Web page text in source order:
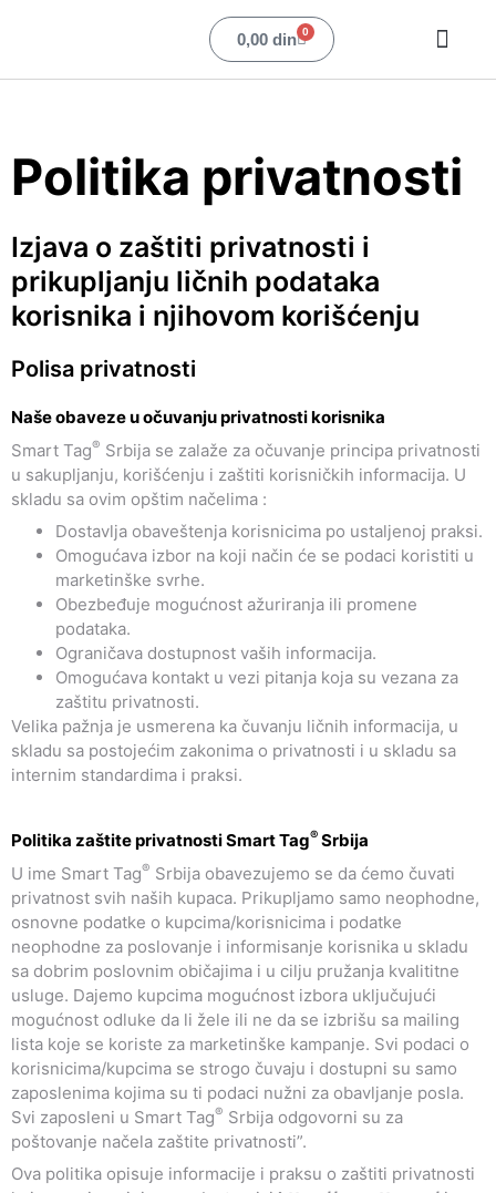
0,00din 0
Politika privatnosti
Izjava o zaštiti privatnosti i
prikupljanju ličnih podataka
korisnika i njihovom korišćenju
Polisa privatnosti
Naše obaveze u očuvanju privatnosti korisnika
Smart Tag® Srbija se zalaže za očuvanje principa privatnosti
u sakupljanju, korišćenju i zaštiti korisničkih informacija. U
skladu sa ovim opštim načelima :
Dostavlja obaveštenja korisnicima po ustaljenoj praksi.
Omogućava izbor na koji način će se podaci koristiti u
marketinške svrhe.
Obezbeđuje mogućnost ažuriranja ili promene
podataka.
Ograničava dostupnost vaših informacija.
Omogućava kontakt u vezi pitanja koja su vezana za
zaštitu privatnosti.
Velika pažnja je usmerena ka čuvanju ličnih informacija, u
skladu sa postojećim zakonima o privatnosti i u skladu sa
internim standardima i praksi.
Politika zaštite privatnosti Smart Tag® Srbija
U ime Smart Tag® Srbija obavezujemo se da ćemo čuvati
privatnost svih naših kupaca. Prikupljamo samo neophodne,
osnovne podatke o kupcima/korisnicima i podatke
neophodne za poslovanje i informisanje korisnika u skladu
sa dobrim poslovnim običajima i u cilju pružanja kvalititne
usluge. Dajemo kupcima mogućnost izbora uključujući
mogućnost odluke da li žele ili ne da se izbrišu sa mailing
lista koje se koriste za marketinške kampanje. Svi podaci o
korisnicima/kupcima se strogo čuvaju i dostupni su samo
zaposlenima kojima su ti podaci nužni za obavljanje posla.
Svi zaposleni u Smart Tag® Srbija odgovorni su za
poštovanje načela zaštite privatnosti”.
Ova politika opisuje informacije i praksu o zaštiti privatnosti